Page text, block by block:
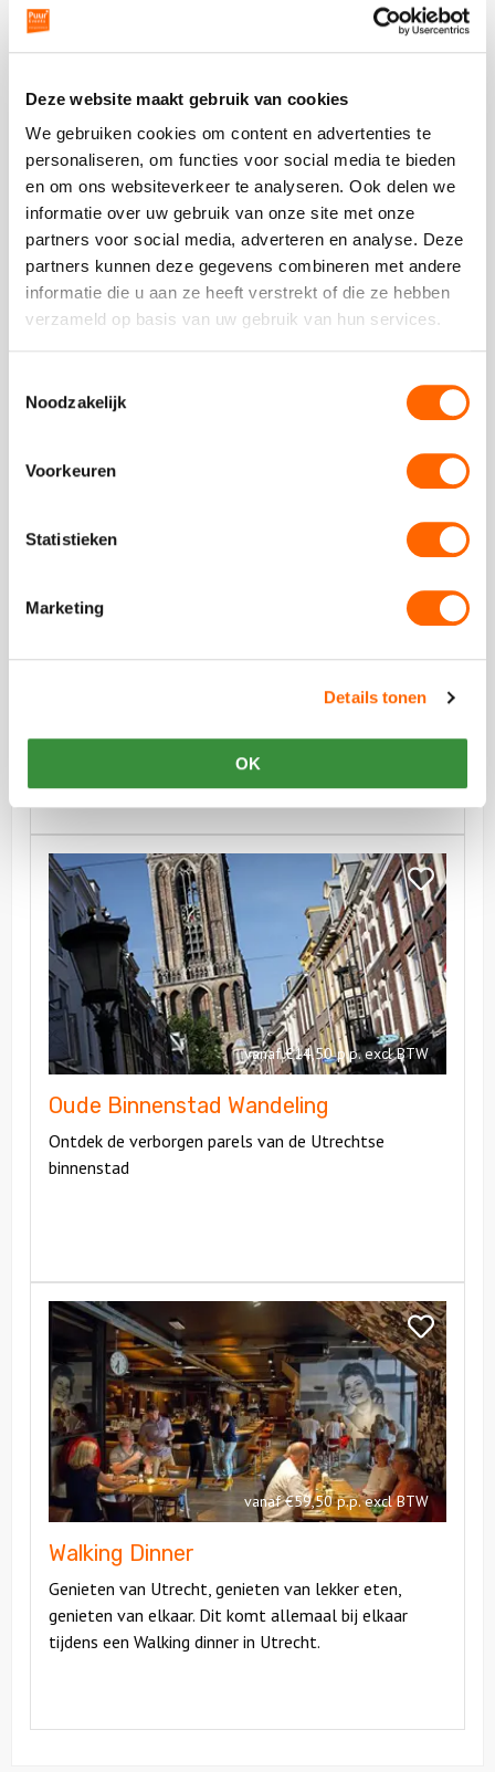
Deze website maakt gebruik van cookies
We gebruiken cookies om content en advertenties te
personaliseren, om functies voor social media te bieden
en om ons websiteverkeer te analyseren. Ook delen we
informatie over uw gebruik van onze site met onze
partners voor social media, adverteren en analyse. Deze
partners kunnen deze gegevens combineren met andere
informatie die u aan ze heeft verstrekt of die ze hebben
verzameld op basis van uw gebruik van hun services.
Noodzakelijk
Voorkeuren
Statistieken
Marketing
Details tonen
OK
een
Familie uitje
Plaats een review
Bekijk alle reviews
Vergelijkbare uitjes
Walking
Dinner
vanaf €57,00 p.p. excl BTW
Walking Dinner – Wereldkeukens
Ontdek de Domstad en verschillende wereldkeukens
Bekijk
–
Bekijk
Oude
Binnenstad
Wandeling
vanaf €14,50 p.p. excl BTW
Oude Binnenstad Wandeling
Ontdek de verborgen parels van de Utrechtse
binnenstad
Bekijk
Oude
Binnenstad
Wandeling
Bekijk
Walking
Dinner
vanaf €59,50 p.p. excl BTW
Walking Dinner
Genieten van Utrecht, genieten van lekker eten,
genieten van elkaar. Dit komt allemaal bij elkaar
tijdens een Walking dinner in Utrecht.
Bekijk
Walking
Dinner